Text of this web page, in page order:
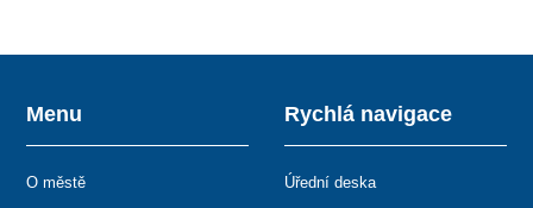
Menu
O městě
Rychlá navigace
Úřední deska